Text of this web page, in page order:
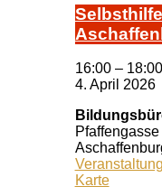
16:00 – 18:00
4. April 2026
Pfaffengasse
Karte